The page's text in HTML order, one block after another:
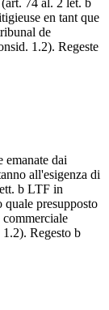
en tant que
de
1.2). Regeste
emanate dai
all'esigenza di
b LTF in
presupposto
Regesto b